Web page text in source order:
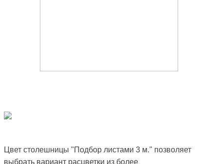
Цвет столешницы "Подбор листами 3 м." позволяет
выбрать вариант расцветки из более